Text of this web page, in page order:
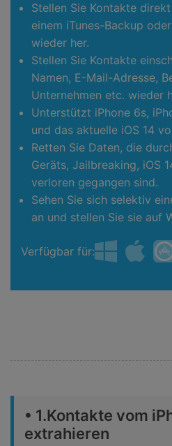
Stellen Sie Kontakte
einem iTunes-Backup
wieder her.
Stellen Sie Kontakte
Namen, E-Mail-Adresse,
Unternehmen etc. wieder
Unterstützt iPhone 6s,
und das aktuelle iOS 14
Retten Sie Daten, die
Geräts, Jailbreaking, iOS
verloren gegangen sind.
Sehen Sie sich selektiv
an und stellen Sie sie auf
Verfügbar für:
• 1.Kontakte vom
extrahieren